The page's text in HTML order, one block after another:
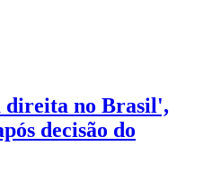
direita no Brasil',
decisão do